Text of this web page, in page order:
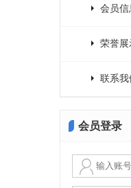
会员信
荣誉展
联系我
会员登录